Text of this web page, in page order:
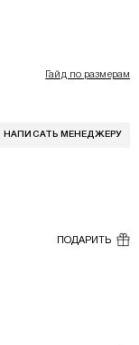
Гайд по размерам
НАПИСАТЬ МЕНЕДЖЕРУ
ПОДАРИТЬ